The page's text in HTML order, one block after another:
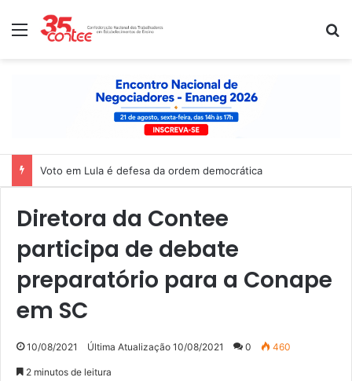
Menu
Voto em Lula é defesa da ordem democrática
Diretora da Contee
participa de debate
preparatório para a Conape
em SC
10/08/2021 Última Atualização 10/08/2021 0 460
2 minutos de leitura